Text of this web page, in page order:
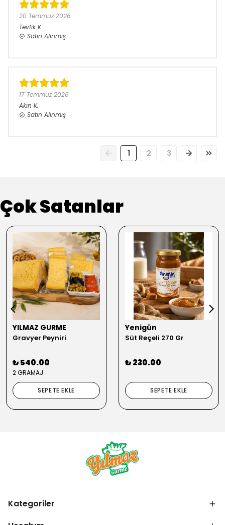
20 Temmuz 2026
Tevfik K.
Satın Alınmış
17 Temmuz 2026
Akın K.
Satın Alınmış
1 2 3
Çok Satanlar
YILMAZ GURME
Gravyer Peyniri
₺ 540.00
2 GRAMAJ
SEPETE EKLE
Yenigün
Süt Reçeli 270 Gr
₺ 230.00
SEPETE EKLE
Kategoriler